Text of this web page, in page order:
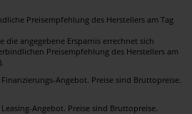
Preisempfehlung des Herstellers am Tag
die angegebene Ersparnis errechnet sich
Preisempfehlung des Herstellers am
Angebot. Preise sind Bruttopreise.
Angebot. Preise sind Bruttopreise.